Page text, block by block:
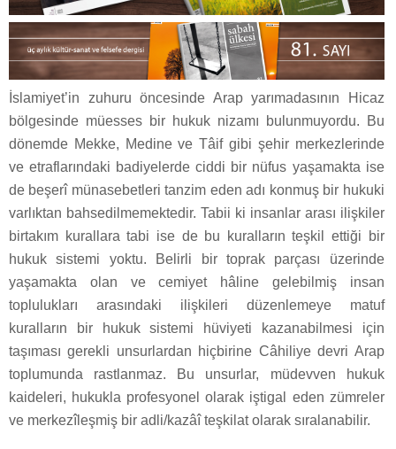
İslamiyet’in zuhuru öncesinde Arap yarımadasının Hicaz
bölgesinde müesses bir hukuk nizamı bulunmuyordu. Bu
dönemde Mekke, Medine ve Tâif gibi şehir merkezlerinde
ve etraflarındaki badiyelerde ciddi bir nüfus yaşamakta ise
de beşerî münasebetleri tanzim eden adı konmuş bir hukuki
varlıktan bahsedilmemektedir. Tabii ki insanlar arası ilişkiler
birtakım kurallara tabi ise de bu kuralların teşkil ettiği bir
hukuk sistemi yoktu. Belirli bir toprak parçası üzerinde
yaşamakta olan ve cemiyet hâline gelebilmiş insan
toplulukları arasındaki ilişkileri düzenlemeye matuf
kuralların bir hukuk sistemi hüviyeti kazanabilmesi için
taşıması gerekli unsurlardan hiçbirine Câhiliye devri Arap
toplumunda rastlanmaz. Bu unsurlar, müdevven hukuk
kaideleri, hukukla profesyonel olarak iştigal eden zümreler
ve merkezîleşmiş bir adli/kazâî teşkilat olarak sıralanabilir.